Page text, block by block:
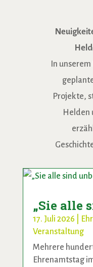
In
Projekte,
Helden
„Sie alle
17. Juli 2026
Veranstaltung
Mehrere
Ehrenamtstag